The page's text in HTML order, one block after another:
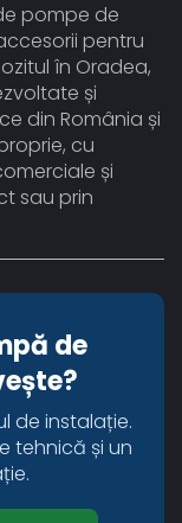
pompe de
pentru
în Oradea,
și
din România și
cu
și
sau prin
de
de instalație.
tehnică și un